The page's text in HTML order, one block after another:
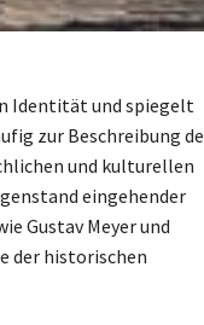
Identität und spiegelt
zur Beschreibung
und kulturellen
eingehender
Gustav Meyer und
der historischen